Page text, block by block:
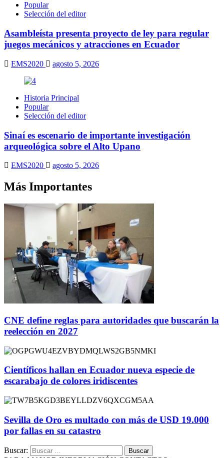
Popular
Selección del editor
Asambleísta presenta proyecto de ley para regular
juegos mecánicos y atracciones en Ecuador
EMS2020 agosto 5, 2026
Historia Principal
Popular
Selección del editor
Sinaí es escenario de importante investigación
arqueológica sobre el Alto Upano
EMS2020 agosto 5, 2026
Más Importantes
CNE define reglas para autoridades que buscarán la
reelección en 2027
Científicos hallan en Ecuador nueva especie de
escarabajo de colores iridiscentes
Sevilla de Oro es multado con más de USD 19.000
por fallas en su catastro
Buscar: